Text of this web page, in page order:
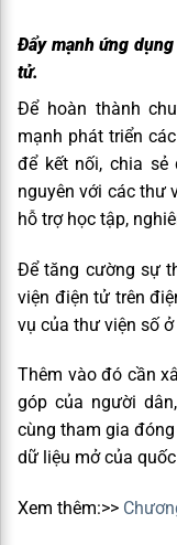
Đẩy mạnh ứng
tử.
Để hoàn thành
mạnh phát triển
để kết nối, chia sẻ
nguyên với các thư
hỗ trợ học tập,
Để tăng cường sự
viện điện tử trên
vụ của thư viện số
Thêm vào đó cần
góp của người
cùng tham gia
dữ liệu mở của
Xem thêm:>>